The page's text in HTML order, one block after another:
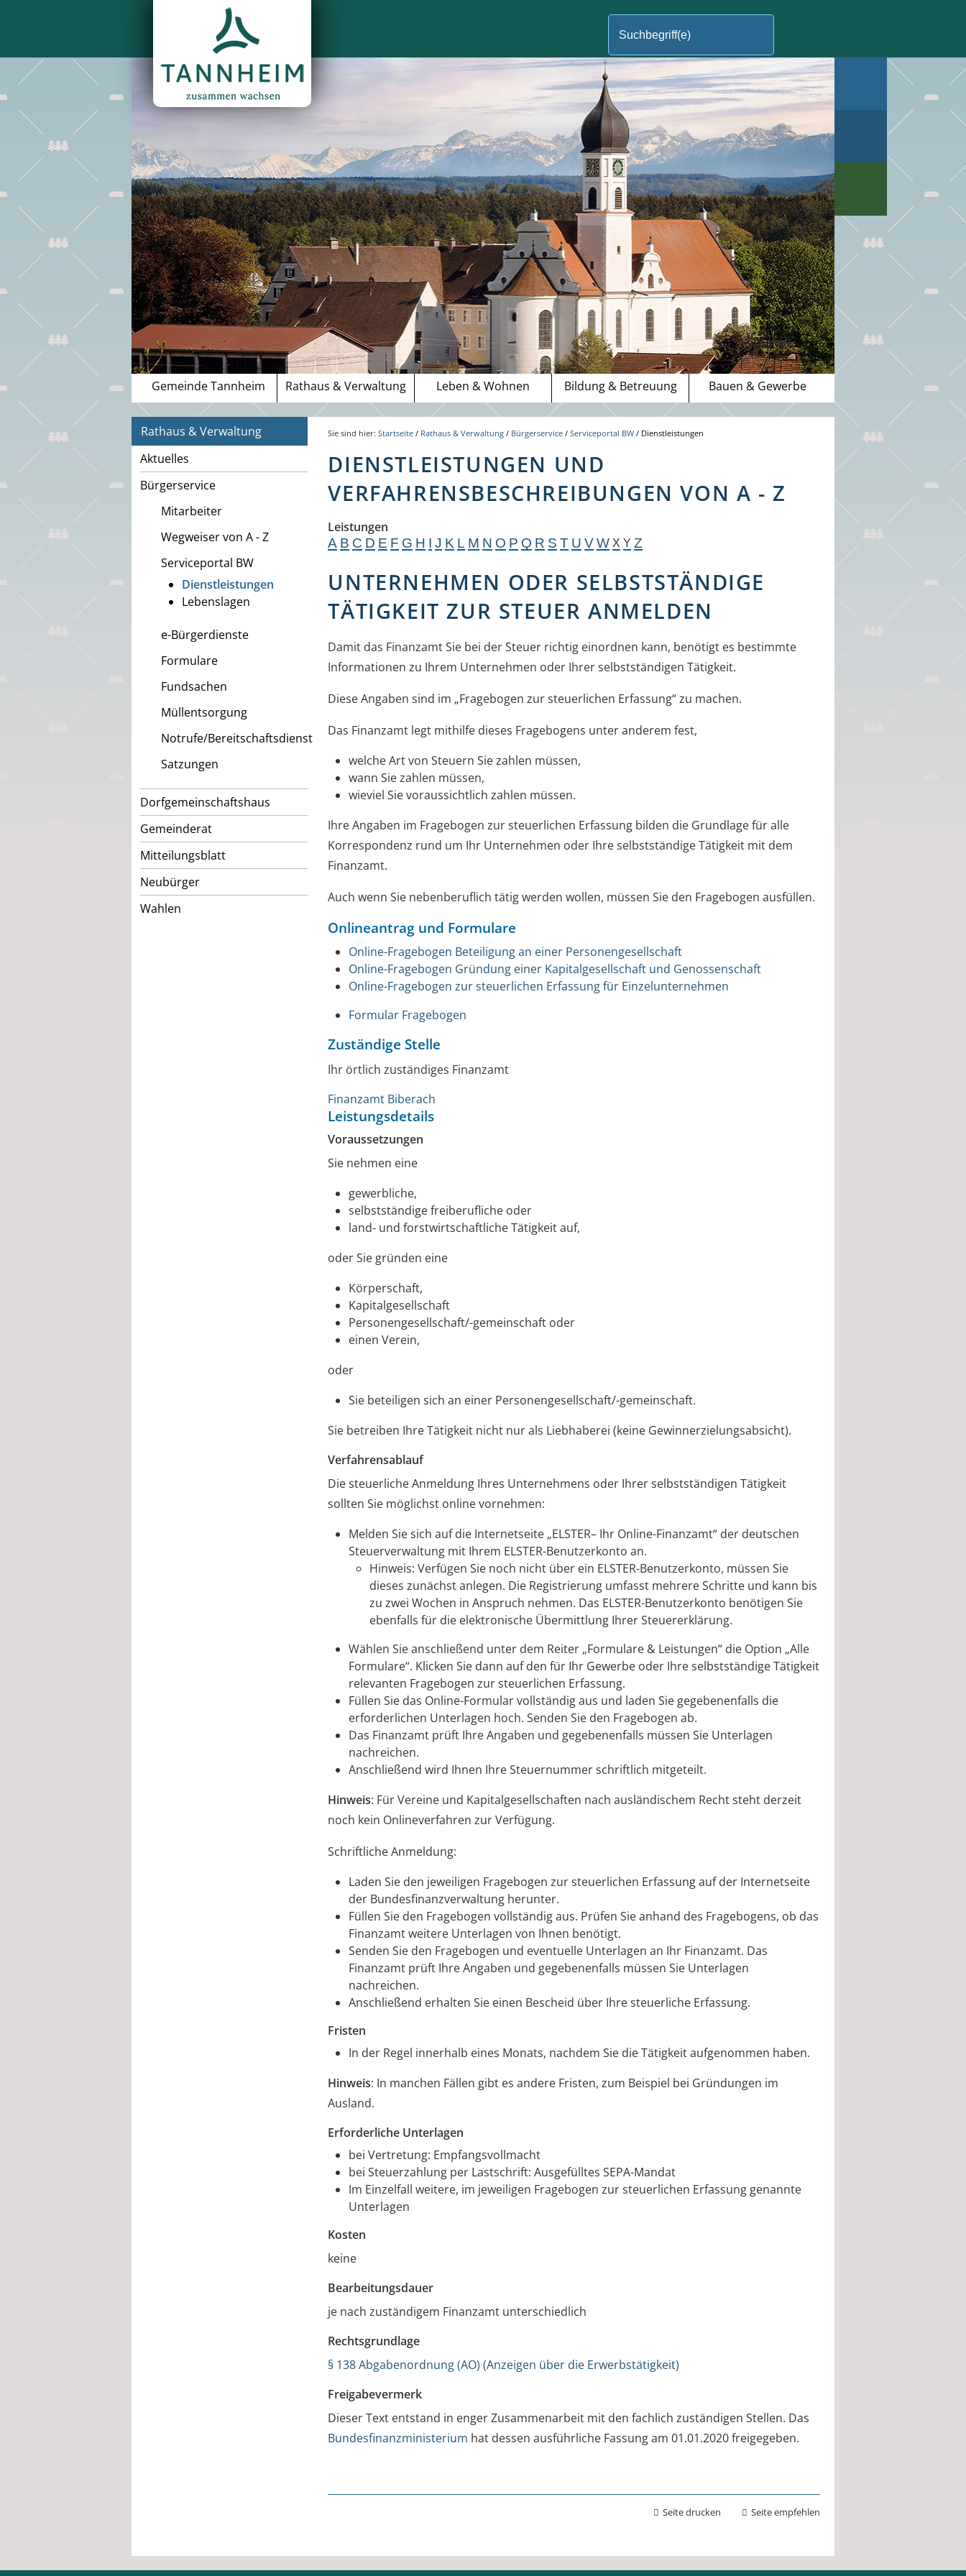
Gemeinde Tannheim Rathaus & Verwaltung Leben & Wohnen Bildung & Betreuung Bauen & Gewerbe
Rathaus & Verwaltung
Aktuelles
Bürgerservice
Mitarbeiter
Wegweiser von A - Z
Serviceportal BW
Dienstleistungen
Lebenslagen
e-Bürgerdienste
Formulare
Fundsachen
Müllentsorgung
Notrufe/Bereitschaftsdienst
Satzungen
Dorfgemeinschaftshaus
Gemeinderat
Mitteilungsblatt
Neubürger
Wahlen
Sie sind hier:Startseite / Rathaus & Verwaltung / Bürgerservice /Serviceportal BW / Dienstleistungen
DIENSTLEISTUNGEN UND
VERFAHRENSBESCHREIBUNGEN VON A - Z
Leistungen
A B C D E F G H I J K L M N O P Q R S T U V W X Y Z
UNTERNEHMEN ODER SELBSTSTÄNDIGE
TÄTIGKEIT ZUR STEUER ANMELDEN
Damit das Finanzamt Sie bei der Steuer richtig einordnen kann, benötigt es bestimmte
Informationen zu Ihrem Unternehmen oder Ihrer selbstständigen Tätigkeit.
Diese Angaben sind im „Fragebogen zur steuerlichen Erfassung“ zu machen.
Das Finanzamt legt mithilfe dieses Fragebogens unter anderem fest,
welche Art von Steuern Sie zahlen müssen,
wann Sie zahlen müssen,
wieviel Sie voraussichtlich zahlen müssen.
Ihre Angaben im Fragebogen zur steuerlichen Erfassung bilden die Grundlage für alle
Korrespondenz rund um Ihr Unternehmen oder Ihre selbstständige Tätigkeit mit dem
Finanzamt.
Auch wenn Sie nebenberuflich tätig werden wollen, müssen Sie den Fragebogen ausfüllen.
Onlineantrag und Formulare
Online-Fragebogen Beteiligung an einer Personengesellschaft
Online-Fragebogen Gründung einer Kapitalgesellschaft und Genossenschaft
Online-Fragebogen zur steuerlichen Erfassung für Einzelunternehmen
Formular Fragebogen
Zuständige Stelle
Ihr örtlich zuständiges Finanzamt
Finanzamt Biberach
Leistungsdetails
Voraussetzungen
Sie nehmen eine
gewerbliche,
selbstständige freiberufliche oder
land- und forstwirtschaftliche Tätigkeit auf,
oder Sie gründen eine
Körperschaft,
Kapitalgesellschaft
Personengesellschaft/-gemeinschaft oder
einen Verein,
oder
Sie beteiligen sich an einer Personengesellschaft/-gemeinschaft.
Sie betreiben Ihre Tätigkeit nicht nur als Liebhaberei (keine Gewinnerzielungsabsicht).
Verfahrensablauf
Die steuerliche Anmeldung Ihres Unternehmens oder Ihrer selbstständigen Tätigkeit
sollten Sie möglichst online vornehmen:
Melden Sie sich auf die Internetseite „ELSTER– Ihr Online-Finanzamt“ der deutschen
Steuerverwaltung mit Ihrem ELSTER-Benutzerkonto an.
Hinweis: Verfügen Sie noch nicht über ein ELSTER-Benutzerkonto, müssen Sie
dieses zunächst anlegen. Die Registrierung umfasst mehrere Schritte und kann bis
zu zwei Wochen in Anspruch nehmen. Das ELSTER-Benutzerkonto benötigen Sie
ebenfalls für die elektronische Übermittlung Ihrer Steuererklärung.
Wählen Sie anschließend unter dem Reiter „Formulare & Leistungen“ die Option „Alle
Formulare“. Klicken Sie dann auf den für Ihr Gewerbe oder Ihre selbstständige Tätigkeit
relevanten Fragebogen zur steuerlichen Erfassung.
Füllen Sie das Online-Formular vollständig aus und laden Sie gegebenenfalls die
erforderlichen Unterlagen hoch. Senden Sie den Fragebogen ab.
Das Finanzamt prüft Ihre Angaben und gegebenenfalls müssen Sie Unterlagen
nachreichen.
Anschließend wird Ihnen Ihre Steuernummer schriftlich mitgeteilt.
Hinweis: Für Vereine und Kapitalgesellschaften nach ausländischem Recht steht derzeit
noch kein Onlineverfahren zur Verfügung.
Schriftliche Anmeldung:
Laden Sie den jeweiligen Fragebogen zur steuerlichen Erfassung auf der Internetseite
der Bundesfinanzverwaltung herunter.
Füllen Sie den Fragebogen vollständig aus. Prüfen Sie anhand des Fragebogens, ob das
Finanzamt weitere Unterlagen von Ihnen benötigt.
Senden Sie den Fragebogen und eventuelle Unterlagen an Ihr Finanzamt. Das
Finanzamt prüft Ihre Angaben und gegebenenfalls müssen Sie Unterlagen
nachreichen.
Anschließend erhalten Sie einen Bescheid über Ihre steuerliche Erfassung.
Fristen
In der Regel innerhalb eines Monats, nachdem Sie die Tätigkeit aufgenommen haben.
Hinweis: In manchen Fällen gibt es andere Fristen, zum Beispiel bei Gründungen im
Ausland.
Erforderliche Unterlagen
bei Vertretung: Empfangsvollmacht
bei Steuerzahlung per Lastschrift: Ausgefülltes SEPA-Mandat
Im Einzelfall weitere, im jeweiligen Fragebogen zur steuerlichen Erfassung genannte
Unterlagen
Kosten
keine
Bearbeitungsdauer
je nach zuständigem Finanzamt unterschiedlich
Rechtsgrundlage
§ 138 Abgabenordnung (AO) (Anzeigen über die Erwerbstätigkeit)
Freigabevermerk
Dieser Text entstand in enger Zusammenarbeit mit den fachlich zuständigen Stellen. Das
Bundesfinanzministerium hat dessen ausführliche Fassung am 01.01.2020 freigegeben.
Seite drucken Seite empfehlen